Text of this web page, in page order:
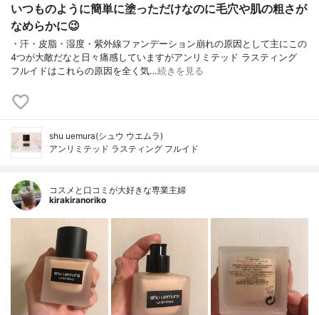
いつものように簡単に塗っただけなのに毛穴や肌の粗さが
なめらかに😉
・汗・皮脂・湿度・紫外線ファンデーション崩れの原因として主にこの
4つが大敵だなと日々痛感していますがアンリミテッド ラスティング
フルイドはこれらの原因を全く気…続きを見る
shu uemura(シュウ ウエムラ)
アンリミテッド ラスティング フルイド
コスメと口コミが大好きな専業主婦
kirakiranoriko